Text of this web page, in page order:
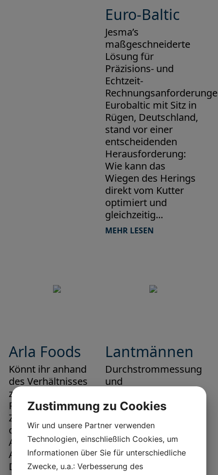
Euro-Baltic
Jesma’s
maßgeschneiderte
Lösung für
Präzisions- und
Echtzeit-
Eurobaltic mit Sitz in
Rügen, Deutschland,
stand vor einer
entscheidenden
Herausforderung:
Wie kann das
Wiegen des Herings
direkt vom Kutter
optimiert und
gleichzeitig...
MEHR LESEN
Arla Foods
Könnt ihr anhand
des Verhältnisses
zwischen
Produktstrom und
Zusatzstoffen genau
dosieren? Die
Antwort lautet JA!
Arla Foods, Samden
Dänemark, musste
Lantmännen
Durchstrommessung
und
Zusatzstoffdosierung,
eine Lösung mit zwei
Lantmännen, ein
führendes
Unternehmen in den
Bereichen
Zustimmung zu Cookies
Wir und unsere Partner verwenden
Technologien, einschließlich Cookies, um
Informationen über Sie für unterschiedliche
Zwecke, u.a.: Verbesserung des